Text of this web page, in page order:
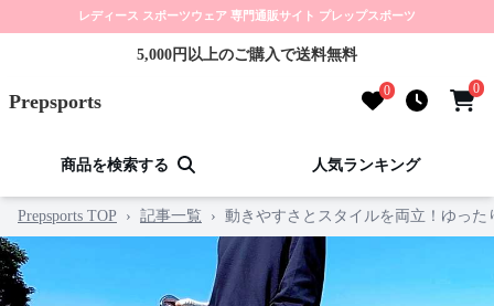
レディース スポーツウェア 専門通販サイト プレップスポーツ
5,000円以上のご購入で送料無料
Prepsports 0 0
商品を検索する 人気ランキング
Prepsports TOP › 記事一覧 › 動きやすさとスタイルを両立！ゆっ